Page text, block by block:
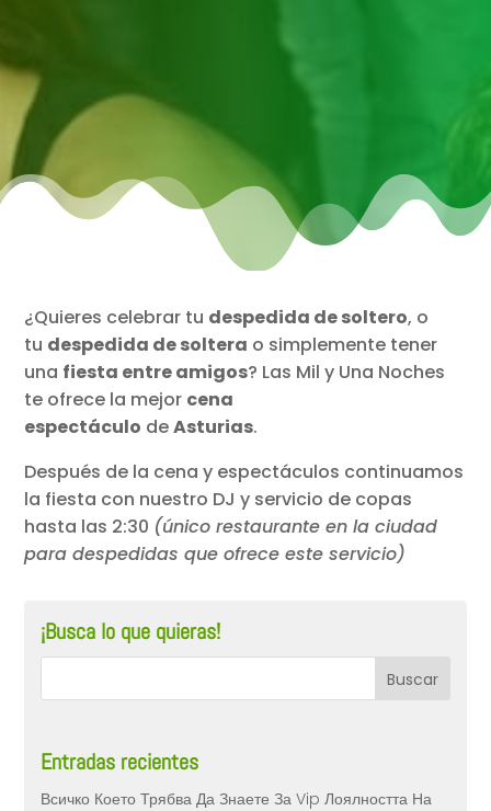
¿Quieres celebrar tu despedida de soltero, o
tu despedida de soltera o simplemente tener
una fiesta entre amigos? Las Mil y Una Noches
te ofrece la mejor cena
espectáculo deAsturias.
Después de la cena y espectáculos continuamos
la fiesta con nuestro DJ y servicio de copas
hasta las 2:30 (único restaurante en la ciudad
para despedidas que ofrece este servicio)
¡Busca lo que quieras!
Entradas recientes
Всичко Което Трябва Да Знаете За Vip Лоялността На